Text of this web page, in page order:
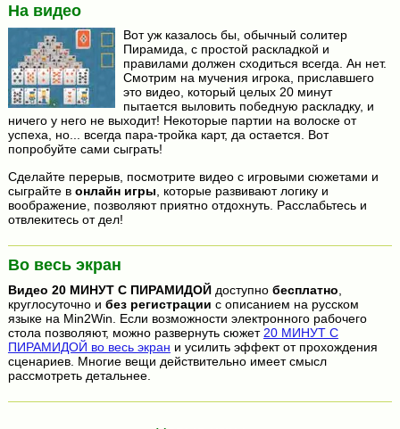
На видео
Вот уж казалось бы, обычный солитер
Пирамида, с простой раскладкой и
правилами должен сходиться всегда. Ан нет.
Смотрим на мучения игрока, приславшего
это видео, который целых 20 минут
пытается выловить победную раскладку, и
ничего у него не выходит! Некоторые партии на волоске от
успеха, но... всегда пара-тройка карт, да остается. Вот
попробуйте сами сыграть!
Сделайте перерыв, посмотрите видео с игровыми сюжетами и
сыграйте в онлайн игры , которые развивают логику и
воображение, позволяют приятно отдохнуть. Расслабьтесь и
отвлекитесь от дел!
Во весь экран
Видео 20 МИНУТ С ПИРАМИДОЙдоступно бесплатно
круглосуточно и без регистрации с описанием на русском
языке на Min2Win. Если возможности электронного рабочего
стола позволяют, можно развернуть сюжет 20 МИНУТ С
ПИРАМИДОЙ во весь экран и усилить эффект от прохождения
сценариев. Многие вещи действительно имеет смысл
рассмотреть детальнее.